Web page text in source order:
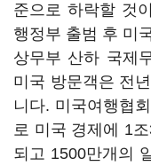
준으로 하락할 것
행정부 출범 후 미
상무부 산하 국제
미국 방문객은 전
니다. 미국여행협
로 미국 경제에 1
되고 1500만개의